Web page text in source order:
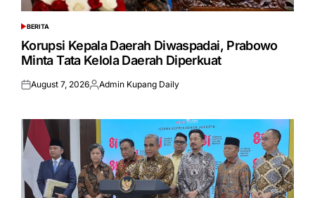
POSTED
IN
BERITA
Korupsi Kepala Daerah Diwaspadai, Prabowo
Minta Tata Kelola Daerah Diperkuat
Posted
August 7, 2026Posted
Admin Kupang Daily